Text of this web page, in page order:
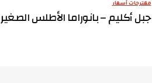
مقترحات أسفار
جبل أكليم – بانوراما الأطلس الصغير